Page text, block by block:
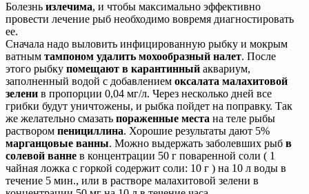
Болезнь излечима, и чтобы максимально эффективно
провести лечение рыб необходимо вовремя диагностировать
ее.
Сначала надо выловить инфицированную рыбку и мокрым
ватным тампоном удалить мохообразный налет. После
этого рыбку помещают в карантинный аквариум,
заполненный водой с добавлением оксалата малахитовой
зелени в пропорции 0,04 мг/л. Через несколько дней все
грибки будут уничтожены, и рыбка пойдет на поправку. Так
же желательно смазать пораженные места на теле рыбы
раствором пенициллина. Хорошие результаты дают 5%
марганцовые ванны. Можно выдержать заболевших рыб в
солевой ванне в концентрации 50 г поваренной соли ( 1
чайная ложка c горкой содержит соли: 10 г ) на 10 л воды в
течение 5 мин., или в растворе малахитовой зелени в